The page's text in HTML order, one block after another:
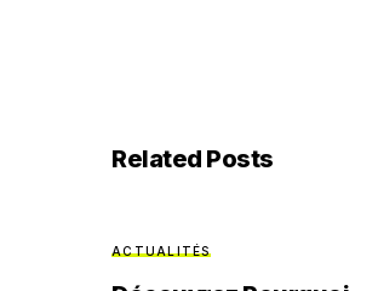
Related Posts
ACTUALITÉS